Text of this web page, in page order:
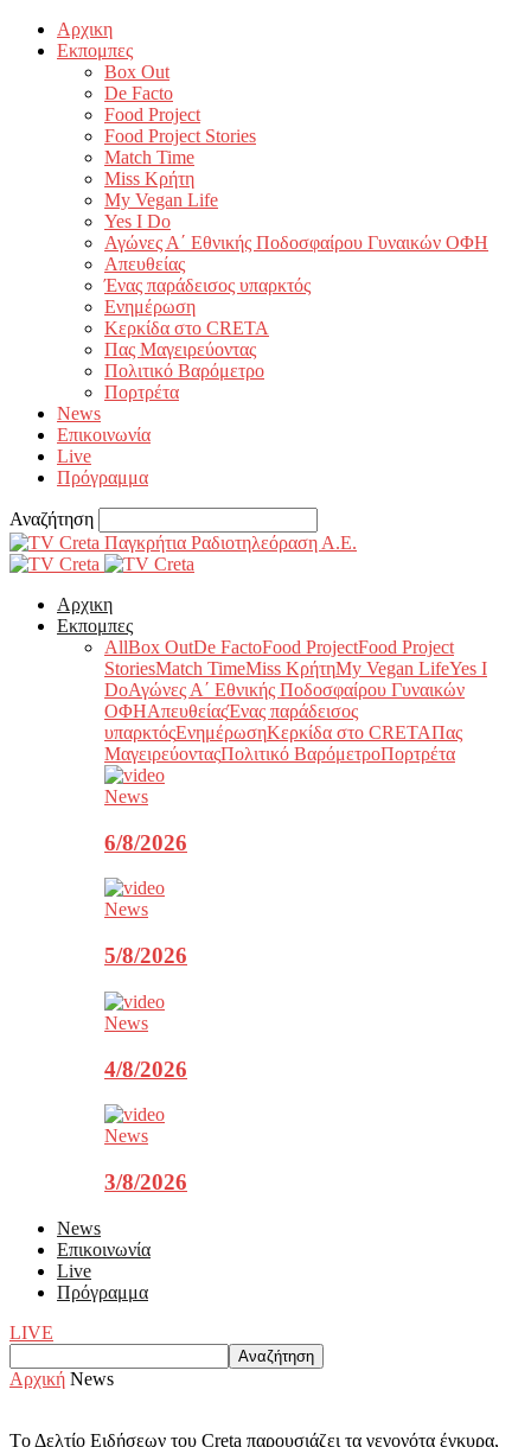
Αρχικη
Εκπομπες
Box Out
De Facto
Food Project
Food Project Stories
Match Time
Miss Κρήτη
My Vegan Life
Yes I Do
Αγώνες Α΄ Εθνικής Ποδοσφαίρου Γυναικών ΟΦΗ
Απευθείας
Ένας παράδεισος υπαρκτός
Ενημέρωση
Κερκίδα στο CRETA
Πας Μαγειρεύοντας
Πολιτικό Βαρόμετρο
Πορτρέτα
News
Επικοινωνία
Live
Πρόγραμμα
Αναζήτηση
Παγκρήτια Ραδιοτηλεόραση Α.Ε.
Αρχικη
Εκπομπες
AllBox OutDe FactoFood ProjectFood Project
StoriesMatch TimeMiss ΚρήτηMy Vegan LifeYes I
DoΑγώνες Α΄ Εθνικής Ποδοσφαίρου Γυναικών
ΟΦΗΑπευθείαςΈνας παράδεισος
υπαρκτόςΕνημέρωσηΚερκίδα στο CRETAΠας
ΜαγειρεύονταςΠολιτικό ΒαρόμετροΠορτρέτα
News
6/8/2026
News
5/8/2026
News
4/8/2026
News
3/8/2026
News
Επικοινωνία
Live
Πρόγραμμα
LIVE
Αρχική News
Tο Δελτίο Ειδήσεων του Creta παρουσιάζει τα γεγονότα έγκυρα,